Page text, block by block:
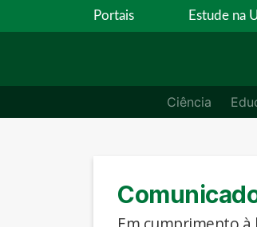
Portais Estude na
Ciência